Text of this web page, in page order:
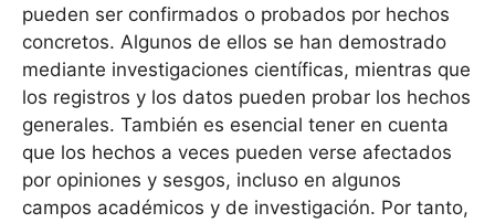
pueden ser confirmados o probados por hechos
concretos. Algunos de ellos se han demostrado
mediante investigaciones científicas, mientras que
los registros y los datos pueden probar los hechos
generales. También es esencial tener en cuenta
que los hechos a veces pueden verse afectados
por opiniones y sesgos, incluso en algunos
campos académicos y de investigación. Por tanto,